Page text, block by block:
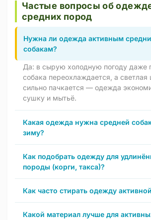
Частые вопросы об
средних пород
Нужна ли одежда активным
собакам?
Да: в сырую холодную погоду даже
собака переохлаждается, а светлая
сильно пачкается — одежда
сушку и мытьё.
Какая одежда нужна средней
зиму?
Как подобрать одежду для
породы (корги, такса)?
Как часто стирать одежду
Какой материал лучше для